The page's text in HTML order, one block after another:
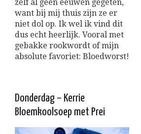
zelf al geen eeuwen gegeten,
want bij mij thuis zijn ze er
niet dol op. Ik wel ik vind dit
dus echt heerlijk. Vooral met
gebakke rookwordt of mijn
absolute favoriet: Bloedworst!
Donderdag – Kerrie
Bloemkoolsoep met Prei